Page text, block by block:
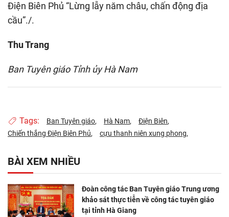
Điện Biên Phủ “Lừng lẫy năm châu, chấn động địa
cầu”./.
Thu Trang
Ban Tuyên giáo Tỉnh ủy Hà Nam
Tags: Ban Tuyên giáo Hà Nam
Điện Biên
Chiến thắng Điện Biên Phủ
cựu thanh niên xung phong
BÀI XEM NHIỀU
Đoàn công tác Ban Tuyên giáo Trung ương
khảo sát thực tiễn về công tác tuyên giáo
tại tỉnh Hà Giang